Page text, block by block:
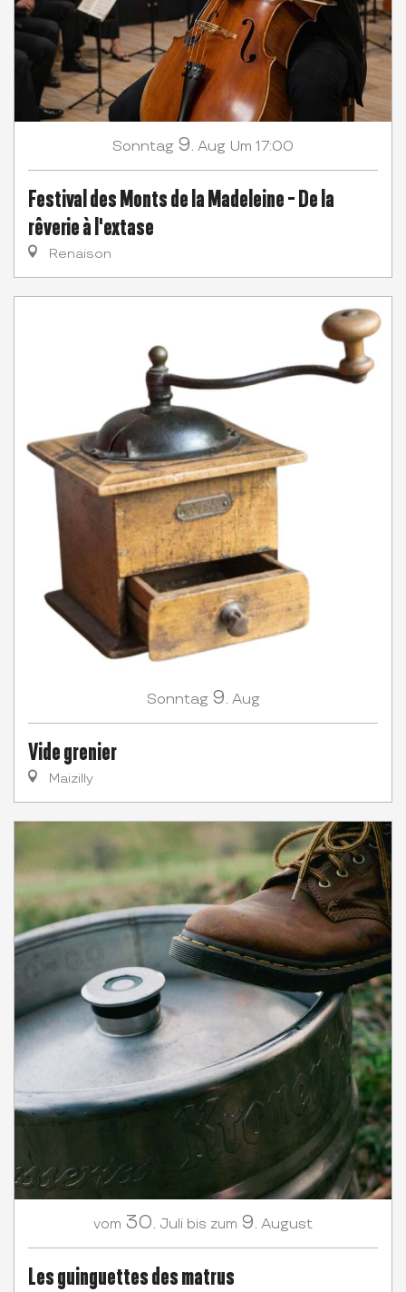
Sonntag 9. Aug Um 17:00
Festival des Monts de la Madeleine - De la
rêverie à l'extase
Renaison
Sonntag 9. Aug
Vide grenier
Maizilly
vom 30. Juli bis zum 9. August
Les guinguettes des matrus